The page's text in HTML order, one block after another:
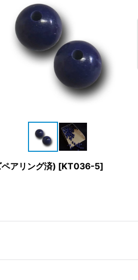
アリング済) [KT036-5]